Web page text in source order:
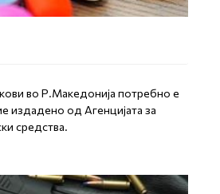
во Р.Македонија потребно е
издадено од Агенцијата за
средства.